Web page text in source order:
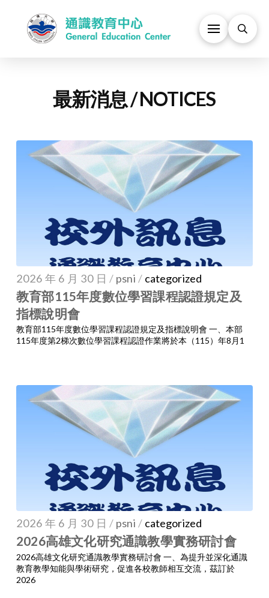
最新消息 / NOTICES
2026 年 6 月 30 日 / psni / categorized
教育部115年度數位學習課程認證規定及
指標說明會
教育部115年度數位學習課程認證規定及指標說明會 一、本部
115年度第2梯次數位學習課程認證作業將於本（115）年8月1
2026 年 6 月 30 日 / psni / categorized
2026高雄文化研究通識教學實務研討會
2026高雄文化研究通識教學實務研討會 一、為提升並深化通識
教育教學知能與學術研究，促進各校教師相互交流，茲訂於
2026